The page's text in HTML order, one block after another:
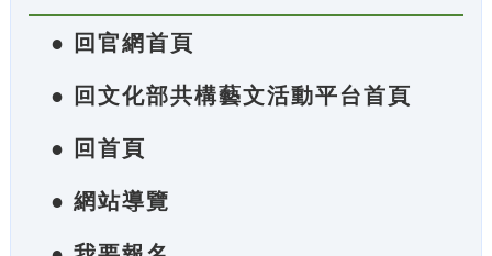
● 回官網首頁
● 回文化部共構藝文活動平台首頁
● 回首頁
● 網站導覽